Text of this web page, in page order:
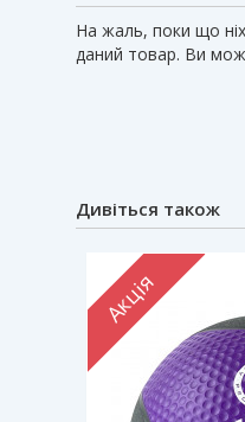
На жаль, поки що
даний товар. Ви
Дивіться також
Акція